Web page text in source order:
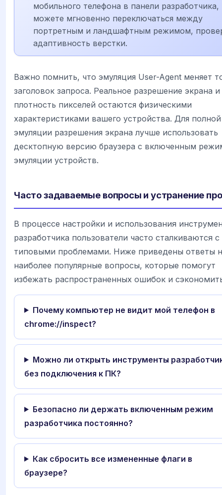
мобильного телефона в панели
можете мгновенно переключаться между
портретным и ландшафтным режимом,
адаптивность верстки.
Важно помнить, что эмуляция User-Agent меняет
заголовок запроса. Реальное разрешение экрана и
плотность пикселей остаются физическими
характеристиками вашего устройства. Для полной
эмуляции разрешения экрана лучше использовать
десктопную версию браузера с включенным
эмуляции устройств.
Часто задаваемые вопросы и устранение
В процессе настройки и использования
разработчика пользователи часто сталкиваются с
типовыми проблемами. Ниже приведены ответы
наиболее популярные вопросы, которые помогут
избежать распространенных ошибок и
Почему компьютер не видит мой телефон в
chrome://inspect?
Можно ли открыть инструменты
без подключения к ПК?
Безопасно ли держать включенным режим
разработчика постоянно?
Как сбросить все измененные флаги в
браузере?